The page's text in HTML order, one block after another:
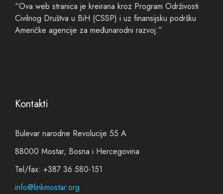
“Ova web stranica je kreirana kroz Program Održivosti
Civilnog Društva u BiH (CSSP) i uz finansijsku podršku
Američke agencije za međunarodni razvoj.”
Kontakti
Bulevar narodne Revolucije 55 A
88000 Mostar, Bosna i Hercegovina
Tel/fax: +387 36 580-151
info@linkmostar.org